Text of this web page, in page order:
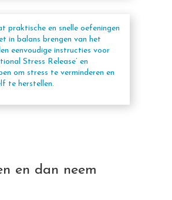
praktische en snelle oefeningen
in balans brengen van het
eenvoudige instructies voor
Stress Release’ en
om stress te verminderen en
te herstellen.
en dan neem